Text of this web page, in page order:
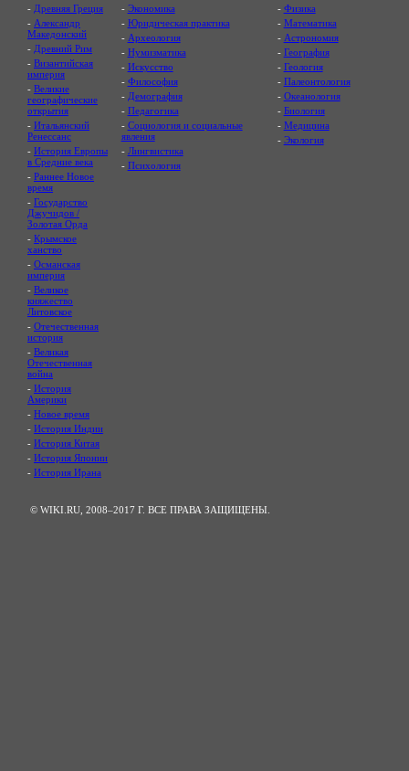
- Древняя Греция
- Александр
Македонский
- Древний Рим
- Византийская
империя
- Великие
географические
открытия
- Итальянский
Ренессанс
- История Европы
в Средние века
- Раннее Новое
время
- Государство
Джучидов /
Золотая Орда
- Крымское
ханство
- Османская
империя
- Великое
княжество
Литовское
- Отечественная
история
- Великая
Отечественная
война
- История
Америки
- Новое время
- История Индии
- История Китая
- История Японии
- История Ирана
- Экономика
- Юридическая практика
- Археология
- Нумизматика
- Искусство
- Философия
- Демография
- Педагогика
- Социология и социальные
явления
- Лингвистика
- Психология
- Физика
- Математика
- Астрономия
- География
- Геология
- Палеонтология
- Океанология
- Биология
- Медицина
- Экология
© WIKI.RU, 2008–2017 Г. ВСЕ ПРАВА ЗАЩИЩЕНЫ.